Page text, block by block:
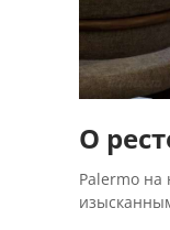
О
Palermo